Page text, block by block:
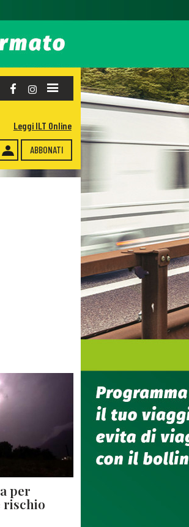
ABBONATI
Leggi ILT Online
per
rischio